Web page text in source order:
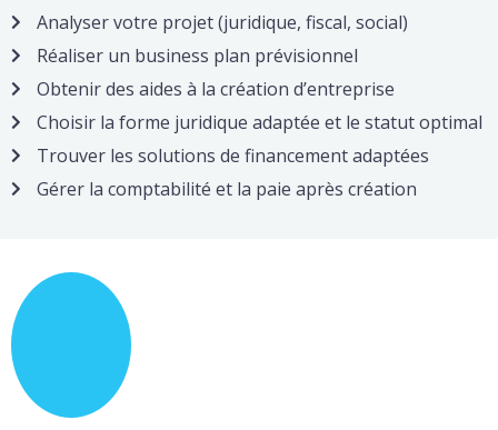
Analyser votre projet (juridique, fiscal, social)
Réaliser un business plan prévisionnel
Obtenir des aides à la création d’entreprise
Choisir la forme juridique adaptée et le statut optimal
Trouver les solutions de financement adaptées
Gérer la comptabilité et la paie après création